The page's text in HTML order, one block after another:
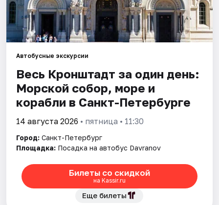
Автобусные экскурсии
Весь Кронштадт за один день:
Морской собор, море и
корабли в Санкт-Петербурге
14 августа 2026 • пятница • 11:30
Город: Санкт-Петербург
Площадка: Посадка на автобус Davranov
Билеты со скидкой
на Kassir.ru
Еще билеты